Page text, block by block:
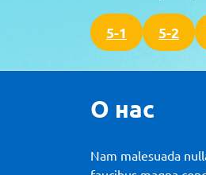
5-1 5-2
О нас
Nam malesuada